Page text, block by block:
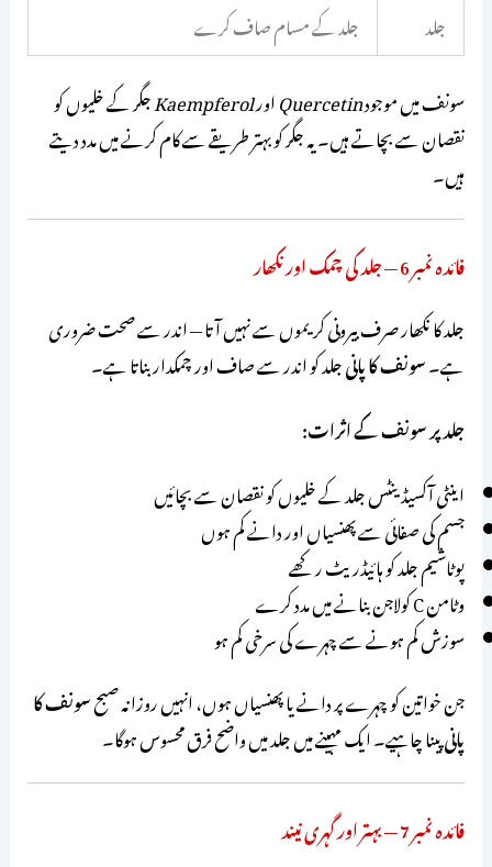
جلد
جلد کے مسام صاف کرے
سونف میں موجودQuercetinاورKaempferolجگر کے خلیوں کو
نقصان سے بچاتے ہیں۔ یہ جگر کو بہتر طریقے سے کام کرنے میں مدد دیتے
ہیں۔
فائدہ نمبر 6 — جلد کی چمک اور نکھار
جلد کا نکھار صرف بیرونی کریموں سے نہیں آتا — اندر سے صحت ضروری
ہے۔سونف کا پانیجلد کو اندر سے صاف اور چمکدار بناتا ہے۔
جلد پر سونف کے اثرات:
اینٹی آکسیڈینٹس جلد کے خلیوں کو نقصان سے بچائیں
جسم کی صفائی سے پھنسیاں اور دانے کم ہوں
پوٹاشیم جلد کو ہائیڈریٹ رکھے
وٹامن C کولاجن بنانے میں مدد کرے
سوزش کم ہونے سے چہرے کی سرخی کم ہو
جن خواتین کو چہرے پر دانے یا پھنسیاں ہوں، انہیں روزانہ صبحسونف کا
پانیپینا چاہیے۔ ایک مہینے میں جلد میں واضح فرق محسوس ہوگا۔
فائدہ نمبر 7 — بہتر اور گہری نیند